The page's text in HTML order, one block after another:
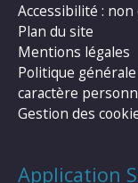
Accessibilité :
Plan du site
Mentions légales
Politique
caractère
Gestion des
Application